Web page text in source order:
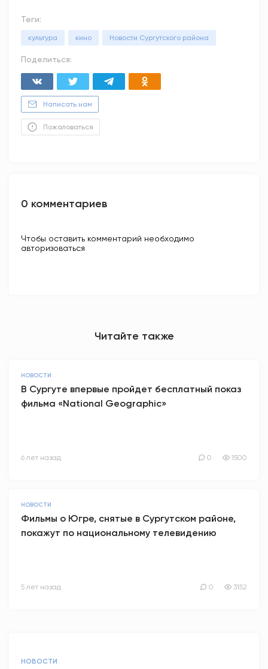
Теги:
культура кино Новости Сургутского района
Поделиться:
Написать нам
Пожаловаться
0 комментариев
Чтобы оставить комментарий необходимо
авторизоваться
Читайте также
НОВОСТИ
В Сургуте впервые пройдет бесплатный показ
фильма «National Geographic»
6 лет назад 0 1500
НОВОСТИ
Фильмы о Югре, снятые в Сургутском районе,
покажут по национальному телевидению
5 лет назад 0 3152
НОВОСТИ